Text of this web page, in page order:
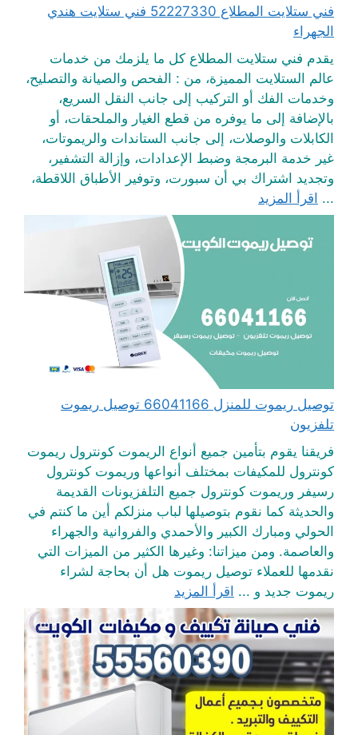
فني ستلايت المطلاع 52227330 فني ستلايت هندي
الجهراء
يقدم فني ستلايت المطلاع كل ما يلزمك من خدمات
عالم الستلايت المميزة، من : الفحص والصيانة والتصليح،
وخدمات الفك أو التركيب إلى جانب النقل السريع،
بالإضافة إلى ما يوفره من قطع الغيار والملحقات، أو
الكابلات والوصلات، إلى جانب الستاندات والريموتات،
غير خدمة البرمجة وضبط الإعدادات، وإزالة التشفير،
وتجديد اشتراك بي أن سبورت، وتوفير الأطباق اللاقطة،
... اقرأ المزيد
توصيل ريموت للمنزل 66041166 توصيل ريموت
تلفزيون
فريقنا يقوم بتأمين جميع أنواع الريموت كونترول ريموت
كونترول للمكيفات بمختلف أنواعها وريموت كونترول
رسيفر وريموت كونترول جميع التلفزيونات القديمة
والحديثة كما نقوم بتوصيلها لباب منزلكم أين ما كنتم في
الحولي ومبارك الكبير والأحمدي والفروانية والجهراء
والعاصمة. ومن ميزاتنا: وغيرها الكثير من الميزات التي
نقدمها للعملاء توصيل ريموت هل أن بحاجة لشراء
ريموت جديد و ... اقرأ المزيد